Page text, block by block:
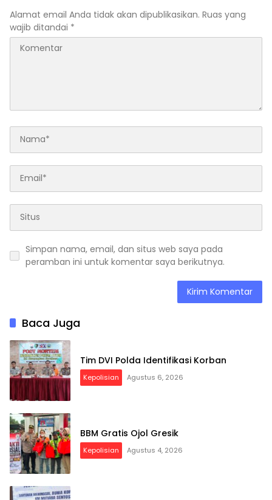
Alamat email Anda tidak akan dipublikasikan. Ruas yang
wajib ditandai *
Simpan nama, email, dan situs web saya pada
peramban ini untuk komentar saya berikutnya.
Baca Juga
Tim DVI Polda Identifikasi Korban
Kepolisian Agustus 6, 2026
BBM Gratis Ojol Gresik
Kepolisian Agustus 4, 2026